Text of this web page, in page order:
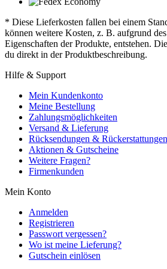
* Diese Lieferkosten fallen bei einem
können weitere Kosten, z. B. aufgrund
Eigenschaften der Produkte, entstehen.
du direkt in der Produktbeschreibung.
Hilfe & Support
Mein Kundenkonto
Meine Bestellung
Zahlungsmöglichkeiten
Versand & Lieferung
Rücksendungen & Rückerstattungen
Aktionen & Gutscheine
Weitere Fragen?
Firmenkunden
Mein Konto
Anmelden
Registrieren
Passwort vergessen?
Wo ist meine Lieferung?
Gutschein einlösen